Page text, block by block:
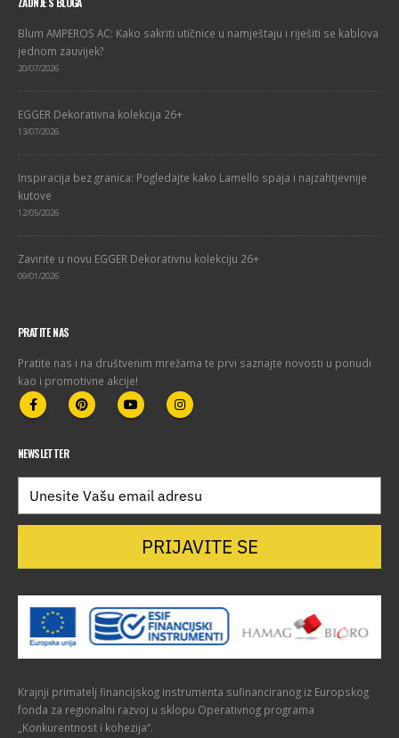
Blum AMPEROS AC: Kako sakriti utičnice u namještaju i riješiti se kablova
jednom zauvijek?
20/07/2026
EGGER Dekorativna kolekcija 26+
13/07/2026
Inspiracija bez granica: Pogledajte kako Lamello spaja i najzahtjevnije
kutove
12/05/2026
Zavirite u novu EGGER Dekorativnu kolekciju 26+
09/01/2026
PRATITE NAS
Pratite nas i na društvenim mrežama te prvi saznajte novosti u ponudi
kao i promotivne akcije!
NEWSLETTER
PRIJAVITE SE
Krajnji primatelj financijskog instrumenta sufinanciranog iz Europskog
fonda za regionalni razvoj u sklopu Operativnog programa
„Konkurentnost i kohezija“.